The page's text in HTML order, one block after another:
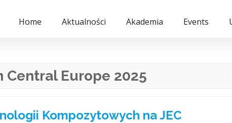
Home Aktualności Akademia Events
Central Europe 2025
Kompozytowych na JEC